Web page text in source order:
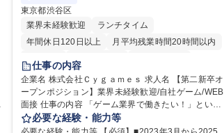
東京都渋谷区
業界未経験歓迎
ランチタイム
年間休日120日以上
月平均残業時間20時間以内
転勤なし
未経験者歓迎
経験者歓迎
完全週休2日制
インセンティブあり
交通費支給
土日祝休み
服装自由
昼食補助あり
第二新卒歓迎
食事補助あり
仕事の内容
企業名 株式会社Ｃｙｇａｍｅｓ 求人名 【第二新卒オ
ープンポジション】業界未経験歓迎/自社ゲーム/WEB
面接 仕事の内容 「ゲーム業界で働きたい！」という
気持ちはあるものの、どのポジションが自分の適性
にマッチしているか悩んでいる方が対象となりま
必要な経験・能力等